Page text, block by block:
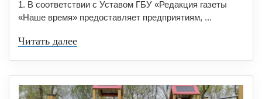
1. В соответствии с Уставом ГБУ «Редакция газеты
«Наше время» предоставляет предприятиям, ...
Читать далее